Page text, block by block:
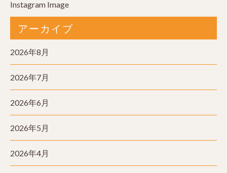
Instagram Image
アーカイブ
2026年8月
2026年7月
2026年6月
2026年5月
2026年4月